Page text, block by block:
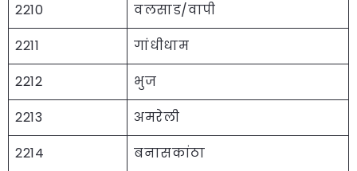
2210
वलसाड/वापी
2211
गांधीधाम
2212
भुज
2213
अमरेली
2214
बनासकांठा